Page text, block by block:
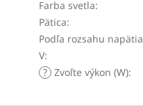
Farba svetla:
Pätica:
Podľa rozsahu napätia
V:
? Zvoľte výkon (W):